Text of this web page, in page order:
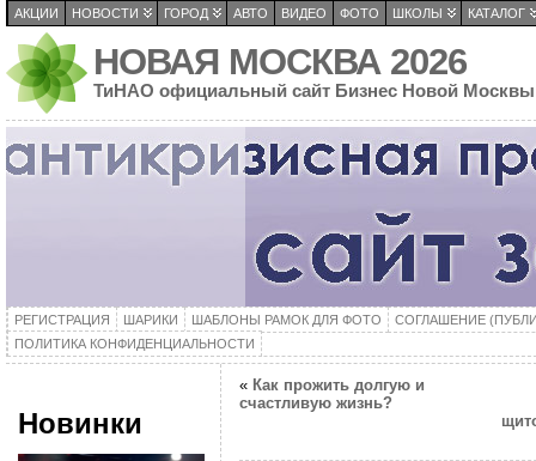
АКЦИИ НОВОСТИ ГОРОД АВТО ВИДЕО ФОТО ШКОЛЫ КАТАЛОГ
НОВАЯ МОСКВА 2026
ТиНАО официальный сайт Бизнес Новой Москвы
РЕГИСТРАЦИЯ ШАРИКИ ШАБЛОНЫ РАМОК ДЛЯ ФОТО
СОГЛАШЕНИЕ
ПОЛИТИКА КОНФИДЕНЦИАЛЬНОСТИ
Новинки
« Как прожить долгую и
счастливую жизнь?